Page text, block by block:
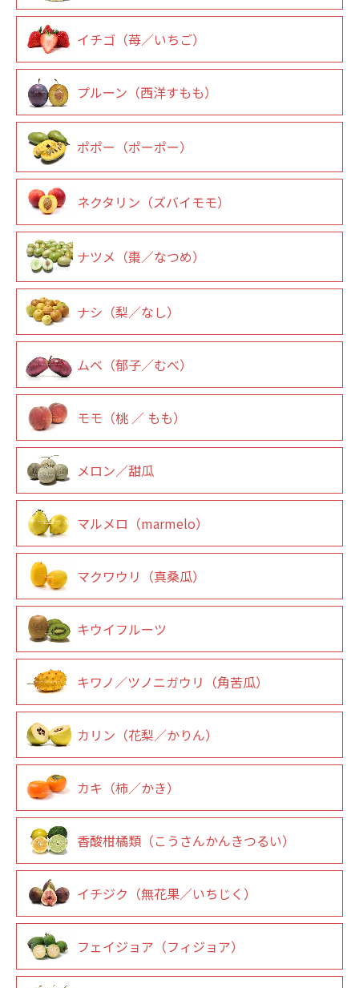
イチゴ（苺／いちご）
プルーン（西洋すもも）
ポポー（ポーポー）
ネクタリン（ズバイモモ）
ナツメ（棗／なつめ）
ナシ（梨／なし）
ムベ（郁子／むべ）
モモ（桃 ／ もも）
メロン／甜瓜
マルメロ（marmelo）
マクワウリ（真桑瓜）
キウイフルーツ
キワノ／ツノニガウリ（角苦瓜）
カリン（花梨／かりん）
カキ（柿／かき）
香酸柑橘類（こうさんかんきつるい）
イチジク（無花果／いちじく）
フェイジョア（フィジョア）